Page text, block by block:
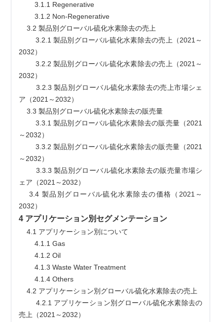
        3.1.1 Regenerative
        3.1.2 Non-Regenerative
    3.2 製品別グローバル硫化水素除去の売上
2032）
2032）
ア（2021～2032）
    3.3 製品別グローバル硫化水素除去の販売量
～2032）
～2032）
ェア（2021～2032）
    3.4 製品別グローバル硫化水素除去の価格（2021～
2032）
4 アプリケーション別セグメンテーション
    4.1 アプリケーション別について
        4.1.1 Gas
        4.1.2 Oil
        4.1.3 Waste Water Treatment
        4.1.4 Others
    4.2 アプリケーション別グローバル硫化水素除去の売上
売上（2021～2032）